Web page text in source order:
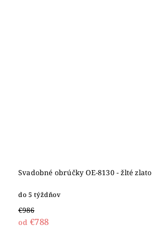
Svadobné obrúčky OE-8130 - žlté zlato
do 5 týždňov
€986
od €788